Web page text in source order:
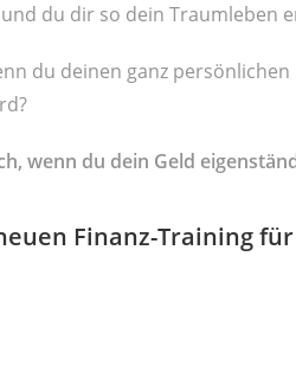
du dir so dein Traumleben
du deinen ganz
wenn du dein Geld
Finanz-Training